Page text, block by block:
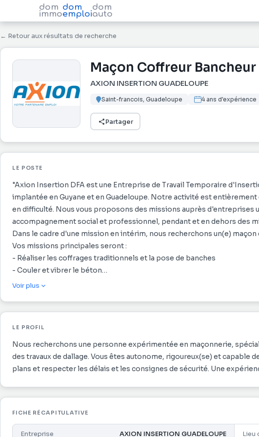
dom
immo
dom
emploi
dom
auto
← Retour aux résultats de recherche
Maçon Coffreur Bancheur
AXION INSERTION GUADELOUPE
Saint-francois, Guadeloupe 4 ans d'expérience
Partager
LE POSTE
"Axion Insertion DFA est une Entreprise de Travail Temporaire
implantée en Guyane et en Guadeloupe. Notre activité est
en difficulté. Nous vous proposons des missions auprès d'entreprises
accompagnement social et professionnel, pendant et en dehors des
Dans le cadre d'une mission en intérim, nous recherchons un(e)
Vos missions principales seront :
- Réaliser les coffrages traditionnels et la pose de banches
- Couler et vibrer le béton
- Mettre en oeuvre les éléments en béton armé
Voir plus
LE PROFIL
Nous recherchons une personne expérimentée en maçonnerie,
des travaux de dallage. Vous êtes autonome, rigoureux(se) et capable
plans et respecter les délais et les consignes de sécurité. Une
FICHE RÉCAPITULATIVE
Entreprise AXION INSERTION GUADELOUPE Lieu